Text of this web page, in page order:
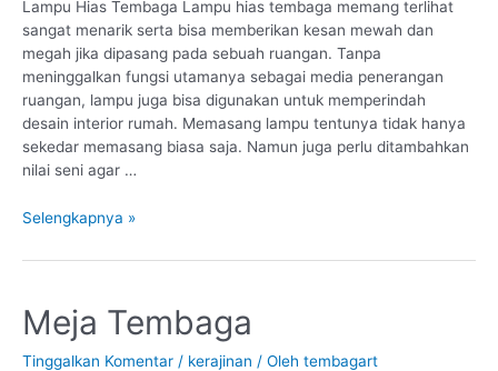
Lampu Hias Tembaga Lampu hias tembaga memang terlihat
sangat menarik serta bisa memberikan kesan mewah dan
megah jika dipasang pada sebuah ruangan. Tanpa
meninggalkan fungsi utamanya sebagai media penerangan
ruangan, lampu juga bisa digunakan untuk memperindah
desain interior rumah. Memasang lampu tentunya tidak hanya
sekedar memasang biasa saja. Namun juga perlu ditambahkan
nilai seni agar …
Selengkapnya »
Meja Tembaga
Tinggalkan Komentar / kerajinan / Oleh tembagart
Meja
Tembaga